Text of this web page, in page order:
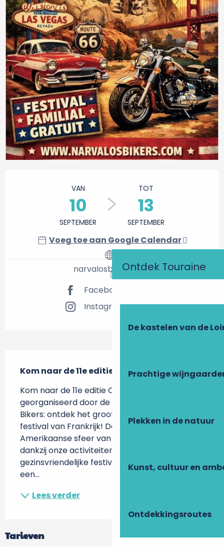
Ontdek Touraine
De kastelen van de
Prachtige
Plekken in de natuur
Kunst, cultuur en
Ontdekkingsroutes
VAN
10
SEPTEMBER
TOT
13
SEPTEMBER
Voeg toe aan Google Calendar
narvalosbikers.com
Facebook pagina
Instagram pagina
Kom naar de 11e editie in Luynes!
Kom naar de 11e editie Opgezet en
georganiseerd door de vereniging Narvalo’s
Bikers: ontdek het grootste Amerikaanse
festival van Frankrijk! Dompel je onder in de
Amerikaanse sfeer van de jaren ’50 tot ’70
dankzij onze activiteiten en shows. Ons
gezinsvriendelijke festival neemt je mee naar
een...
Lees verder
Tarieven